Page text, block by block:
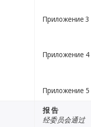
Приложение 3
Приложение 4
Приложение 5
报 告
经委员会通过